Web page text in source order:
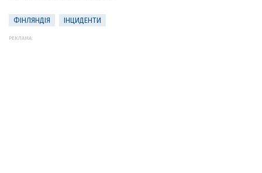
ФІНЛЯНДІЯ ІНЦИДЕНТИ
РЕКЛАМА: